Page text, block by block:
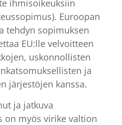
ihmisoikeuksiin
Euroopan
tehdyn sopimuksen
EU:lle velvoitteen
uskonnollisten
ja
järjestöjen kanssa.
ja jatkuva
on myös virike valtion